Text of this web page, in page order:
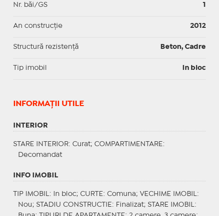
Nr. băi/GS 1
An construcție 2012
Structură rezistență Beton, Cadre
Tip imobil In bloc
INFORMAŢII UTILE
INTERIOR
STARE INTERIOR: Curat; COMPARTIMENTARE :
Decomandat
INFO IMOBIL
TIP IMOBIL : In bloc; CURTE : Comuna; VECHIME IMOBIL :
Nou; STADIU CONSTRUCTIE : Finalizat; STARE IMOBIL :